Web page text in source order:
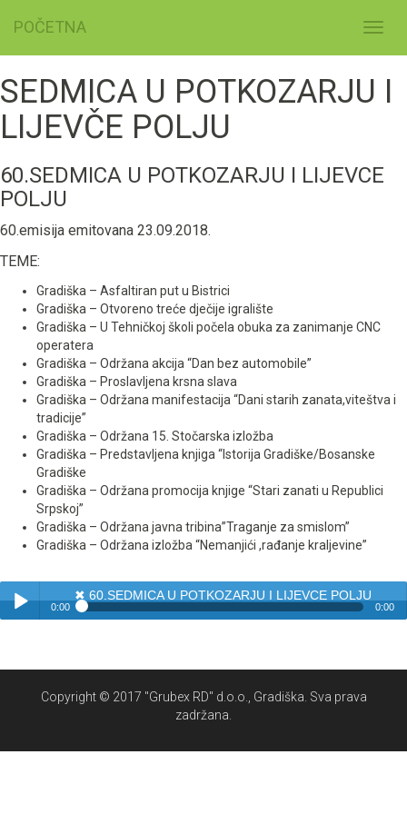
POČETNA
SEDMICA U POTKOZARJU I
LIJEVČE POLJU
60.SEDMICA U POTKOZARJU I LIJEVCE
POLJU
60.emisija emitovana 23.09.2018.
TEME:
Gradiška – Asfaltiran put u Bistrici
Gradiška – Otvoreno treće dječije igralište
Gradiška – U Tehničkoj školi počela obuka za zanimanje CNC
operatera
Gradiška – Održana akcija “Dan bez automobile”
Gradiška – Proslavljena krsna slava
Gradiška – Održana manifestacija “Dani starih zanata,viteštva i
tradicije”
Gradiška – Održana 15. Stočarska izložba
Gradiška – Predstavljena knjiga “Istorija Gradiške/Bosanske
Gradiške
Gradiška – Održana promocija knjige “Stari zanati u Republici
Srpskoj”
Gradiška – Održana javna tribina”Traganje za smislom”
Gradiška – Održana izložba “Nemanjići ,rađanje kraljevine”
✖ 60.SEDMICA U POTKOZARJU I LIJEVCE POLJU
0:00 0:00
Copyright © 2017 "Grubex RD" d.o.o., Gradiška. Sva prava
zadržana.